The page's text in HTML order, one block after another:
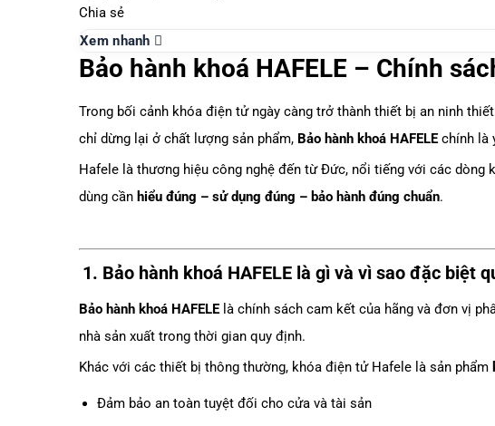
Chia sẻ
Xem nhanh
Bảo hành khoá HAFELE – Chính
Trong bối cảnh khóa điện tử ngày càng trở thành thiết bị an ninh
chỉ dừng lại ở chất lượng sản phẩm, Bảo hành khoá HAFELEchính là
Hafele là thương hiệu công nghệ đến từ Đức, nổi tiếng với các dòng
dùng cần hiểu đúng – sử dụng đúng – bảo hành đúng chuẩn.
1. Bảo hành khoá HAFELE là gì và vì sao đặc biệt
Bảo hành khoá HAFELElà chính sách cam kết của hãng và đơn vị
nhà sản xuất trong thời gian quy định.
Khác với các thiết bị thông thường, khóa điện tử Hafele là sản phẩm
Đảm bảo an toàn tuyệt đối cho cửa và tài sản